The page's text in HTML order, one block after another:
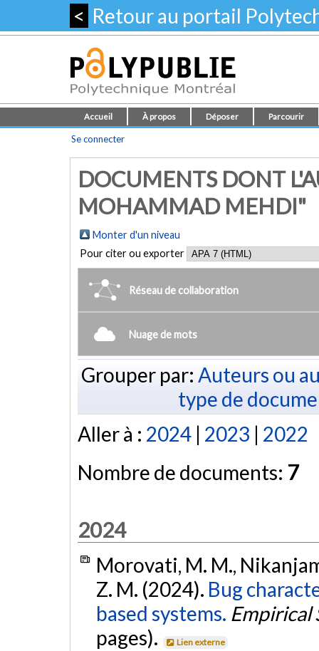
< Retour au portail
Accueil À propos Déposer Parcourir
Se connecter
DOCUMENTS DONT
MOHAMMAD MEHDI"
Monter d'un niveau
Pour citer ou exporter
Réseau de collaboration
Nuage de mots
Grouper par: Auteurs ou
type de
Aller à : 2024 | 2023 | 2022
Nombre de documents: 7
2024
Morovati, M. M.,
Z. M. (2024). Bug
based systems. Empirical
pages).
Lien externe